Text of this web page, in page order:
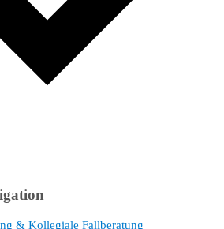
& Kollegiale Fallberatung